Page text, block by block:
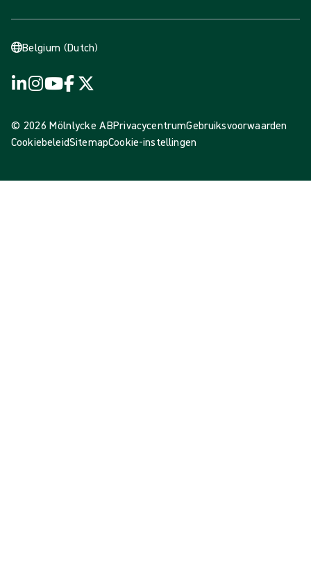
Belgium (Dutch)
© 2026 Mölnlycke ABPrivacycentrumGebruiksvoorwaarden
CookiebeleidSitemapCookie-instellingen